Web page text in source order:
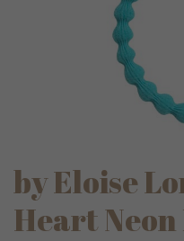
by Eloise
Heart Neon